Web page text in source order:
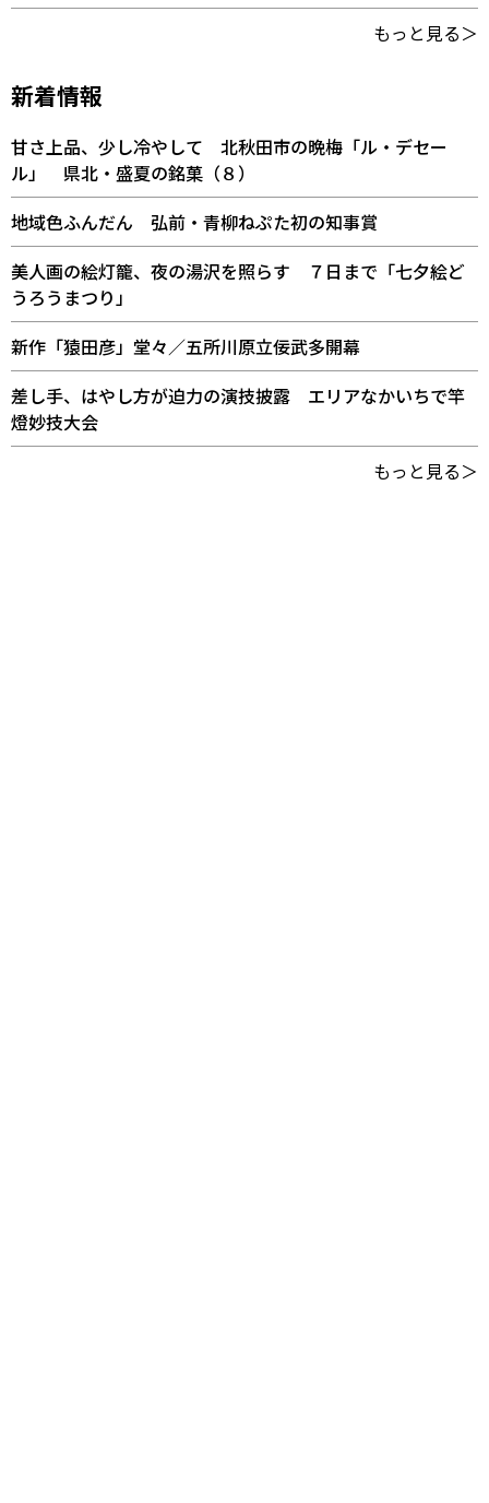
もっと見る＞
新着情報
甘さ上品、少し冷やして 北秋田市の晩梅「ル・デセー
ル」 県北・盛夏の銘菓（８）
地域色ふんだん 弘前・青柳ねぷた初の知事賞
美人画の絵灯籠、夜の湯沢を照らす ７日まで「七夕絵ど
うろうまつり」
新作「猿田彦」堂々／五所川原立佞武多開幕
差し手、はやし方が迫力の演技披露 エリアなかいちで竿
燈妙技大会
もっと見る＞